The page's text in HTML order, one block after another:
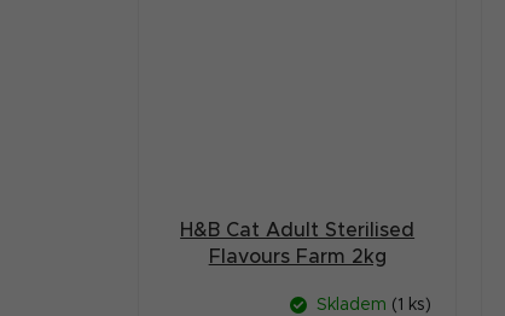
H&B Cat Adult Sterilised
Flavours Farm 2kg
Skladem (1 ks)